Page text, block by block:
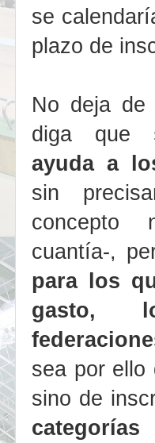
se
plazo de
No deja
diga que
ayuda a
sin
concepto
cuantía-,
para los
gasto,
sea por ello
sino de